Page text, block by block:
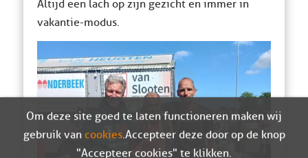
Altijd een lach op zijn gezicht en immer in
vakantie-modus.
Om deze site goed te laten functioneren maken wij
gebruik van cookies. Accepteer deze door op de knop
"Accepteer cookies" te klikken.